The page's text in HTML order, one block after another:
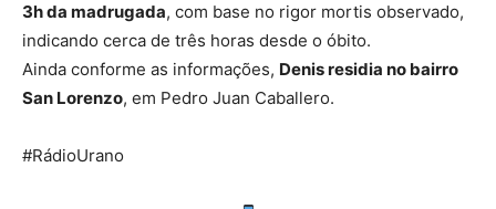
3h da madrugada, com base no rigor mortis observado,
indicando cerca de três horas desde o óbito.
Ainda conforme as informações, Denis residia no bairro
San Lorenzo, em Pedro Juan Caballero.
#RádioUrano